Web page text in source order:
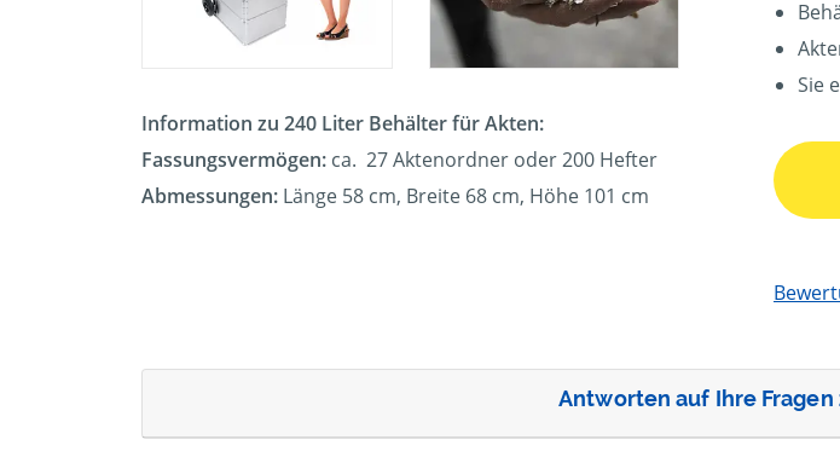
Information zu 240 Liter Behälter für Akten:
Fassungsvermögen: ca. 27 Aktenordner oder 200 Hefter
Abmessungen: Länge 58 cm, Breite 68 cm, Höhe 101 cm
Sie
Antworten auf Ihre